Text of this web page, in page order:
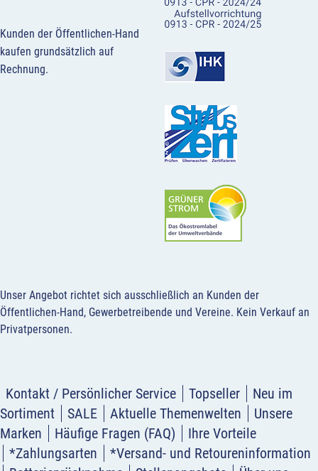
Kunden der Öffentlichen-Hand
kaufen grundsätzlich auf
Rechnung.
Unser Angebot richtet sich ausschließlich an Kunden der
Öffentlichen-Hand, Gewerbetreibende und Vereine. Kein Verkauf an
Privatpersonen.
Kontakt / Persönlicher Service Topseller
Neu im
Sortiment
SALE Aktuelle Themenwelten
Unsere
Marken
Häufige Fragen (FAQ)
Ihre Vorteile
*Zahlungsarten
*Versand- und Retoureninformation